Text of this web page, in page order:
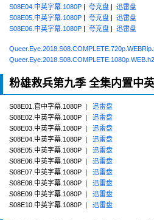
S08E04.中英字幕.1080P | 夸克盘 | 迅雷盘
S08E05.中英字幕.1080P | 夸克盘 | 迅雷盘
S08E06.中英字幕.1080P | 夸克盘 | 迅雷盘
粉雄救兵第九季 全集内置中
S08E01.官中字幕.1080P | 迅雷盘
S08E02.中英字幕.1080P | 迅雷盘
S08E03.中英字幕.1080P | 迅雷盘
S08E04.中英字幕.1080P | 迅雷盘
S08E05.中英字幕.1080P | 迅雷盘
S08E06.中英字幕.1080P | 迅雷盘
S08E07.中英字幕.1080P | 迅雷盘
S08E08.中英字幕.1080P | 迅雷盘
S08E09.中英字幕.1080P | 迅雷盘
S08E10.中英字幕.1080P | 迅雷盘